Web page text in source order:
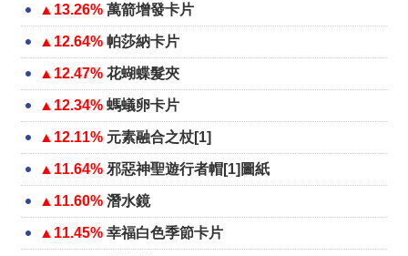
▲13.26% 萬箭增發卡片
▲12.64% 帕莎納卡片
▲12.47% 花蝴蝶髮夾
▲12.34% 螞蟻卵卡片
▲12.11% 元素融合之杖[1]
▲11.64% 邪惡神聖遊行者帽[1]圖紙
▲11.60% 潛水鏡
▲11.45% 幸福白色季節卡片